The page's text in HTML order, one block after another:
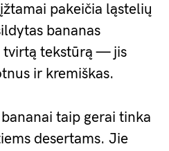
pakeičia ląstelių
bananas
tvirtą tekstūrą — jis
ir kremiškas.
taip gerai tinka
desertams. Jie